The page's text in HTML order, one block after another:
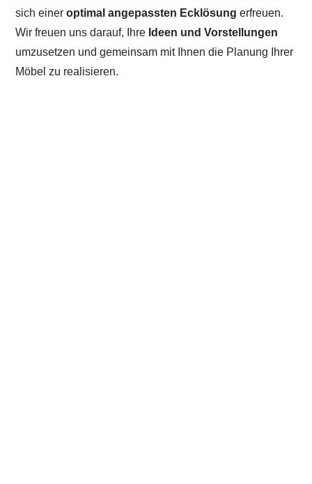
sich eineroptimal angepassten Ecklösung erfreuen.
Wir freuen uns darauf, Ihre Ideen und Vorstellungen
umzusetzen und gemeinsam mit Ihnen die Planung Ihrer
Möbel zu realisieren.